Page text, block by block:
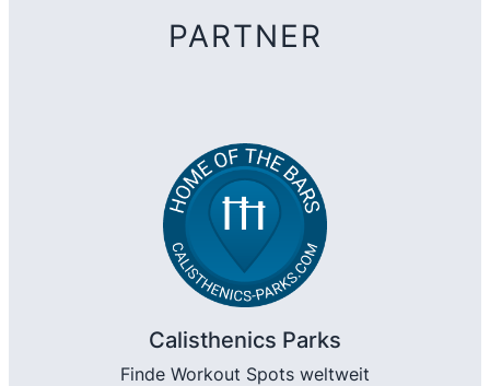
PARTNER
Calisthenics Parks
Finde Workout Spots weltweit